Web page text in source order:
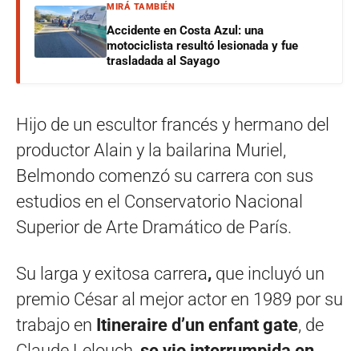
MIRÁ TAMBIÉN
Accidente en Costa Azul: una
motociclista resultó lesionada y fue
trasladada al Sayago
Hijo de un escultor francés y hermano del
productor Alain y la bailarina Muriel,
Belmondo comenzó su carrera con sus
estudios en el Conservatorio Nacional
Superior de Arte Dramático de París.
Su larga y exitosa carrera, que incluyó un
premio César al mejor actor en 1989 por su
trabajo en Itineraire d’un enfant gate, de